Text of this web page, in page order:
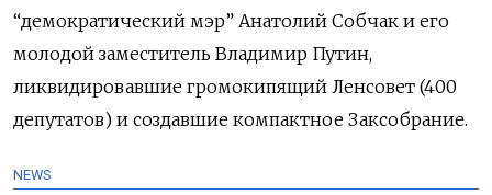
“демократический мэр” Анатолий Собчак и его
молодой заместитель Владимир Путин,
ликвидировавшие громокипящий Ленсовет (400
депутатов) и создавшие компактное Заксобрание.
NEWS